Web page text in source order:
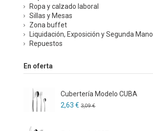
Ropa y calzado laboral
Sillas y Mesas
Zona buffet
Liquidación, Exposición y Segunda Mano
Repuestos
En oferta
Cubertería Modelo CUBA
2,63 € 3,09 €